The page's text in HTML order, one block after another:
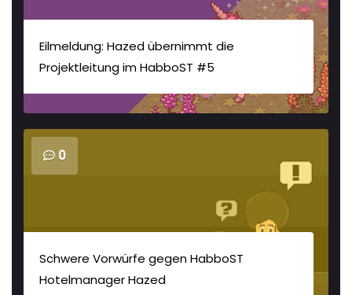
Eilmeldung: Hazed übernimmt die
Projektleitung im HabboST #5
0
Schwere Vorwürfe gegen HabboST
Hotelmanager Hazed